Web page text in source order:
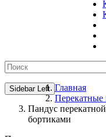
Sidebar Left Главная
Перекатные
Пандус
бортиками